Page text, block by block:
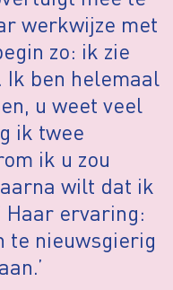
werkwijze met
zo: ik zie
ben helemaal
u weet veel
ik twee
ik u zou
wilt dat ik
Haar ervaring:
te nieuwsgierig